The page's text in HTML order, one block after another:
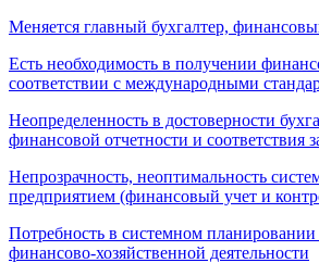
Меняется главный бухгалтер,
Есть необходимость в получении
соответствии с международными
Неопределенность в достоверности
финансовой отчетности и соответствия
Непрозрачность, неоптимальность
предприятием (финансовый учет и
Потребность в системном планировании
финансово-хозяйственной деятельности